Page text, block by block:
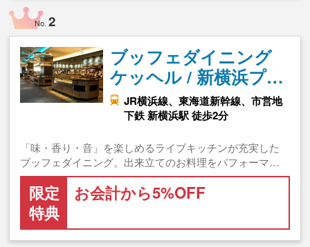
No.2
ブッフェダイニング
ケッヘル / 新横浜プ…
JR横浜線、東海道新幹線、市営地
下鉄 新横浜駅 徒歩2分
「味・香り・音」を楽しめるライブキッチンが充実した
ブッフェダイニング。出来立てのお料理をパフォーマ…
限定
特典
お会計から5%OFF